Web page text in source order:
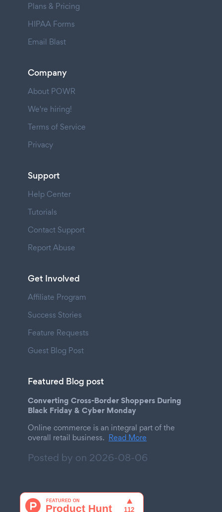
Plans & Pricing
HIPAA Forms
Email Blast
Company
About POWR
We're hiring!
Terms of Service
Privacy
Support
Help Center
Tutorials
Contact Support
Report Abuse
Get Involved
Affiliate Program
Success Stories
Feature Requests
Guest Blog Post
Featured Blog post
Converting Cross-Border Shoppers During
Black Friday & Cyber Monday
Online commerce is an integral part of the
overall retail business. Read More
Posted by on 2026-08-06